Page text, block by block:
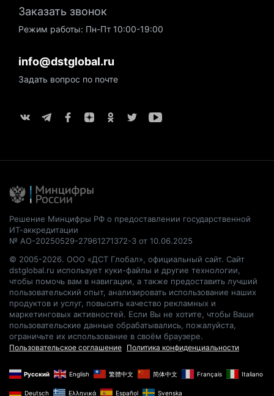
Заказать звонок
Режим работы: Пн-Пт 10:00-19:00
info@dstglobal.ru
Задать вопрос по почте
Решение Минцифры РФ о предоставлении государственной
ИТ-аккредитации
№ АО-20250529-27961271372-3 от 10.06.2025
© 2005-2026. ООО «ДСТ Глобал», официальный сайт. Сайт
dstglobal.ru использует куки-файлы и другие технологии,
чтобы помочь вам в навигации, а также предоставить лучший
пользовательский опыт, анализировать использование наших
продуктов и услуг, повысить качество рекламных и
маркетинговых активностей. Если Вы не хотите, чтобы Ваши
пользовательские данные обрабатывались, пожалуйста,
ограничьте их использование в своём браузере.
Пользовательское соглашение Политика конфиденциальности
Русский English 繁體中文 简体中文 Français Italiano
Deutsch Ελληνικά Español Svenska